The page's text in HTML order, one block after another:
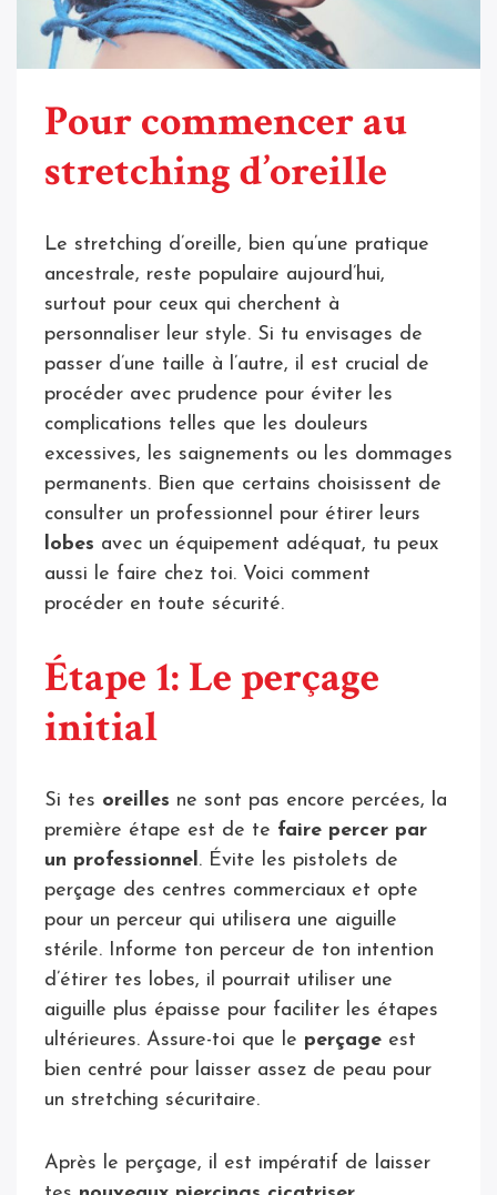
Pour commencer au
stretching d’oreille
Le stretching d’oreille, bien qu’une pratique
ancestrale, reste populaire aujourd’hui,
surtout pour ceux qui cherchent à
personnaliser leur style. Si tu envisages de
passer d’une taille à l’autre, il est crucial de
procéder avec prudence pour éviter les
complications telles que les douleurs
excessives, les saignements ou les dommages
permanents. Bien que certains choisissent de
consulter un professionnel pour étirer leurs
lobes avec un équipement adéquat, tu peux
aussi le faire chez toi. Voici comment
procéder en toute sécurité.
Étape 1: Le perçage
initial
Si tes oreilles ne sont pas encore percées, la
première étape est de te faire percer par
un professionnel . Évite les pistolets de
perçage des centres commerciaux et opte
pour un perceur qui utilisera une aiguille
stérile. Informe ton perceur de ton intention
d’étirer tes lobes, il pourrait utiliser une
aiguille plus épaisse pour faciliter les étapes
ultérieures. Assure-toi que le perçage est
bien centré pour laisser assez de peau pour
un stretching sécuritaire.
Après le perçage, il est impératif de laisser